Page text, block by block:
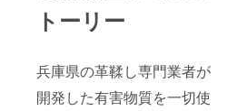
トーリー
兵庫県の革鞣し専門業者が
開発した有害物質を一切使